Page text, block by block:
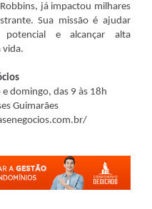
já impactou milhares
Sua missão é ajudar
potencial e alcançar alta
vida.
domingo, das 9 às 18h
Guimarães